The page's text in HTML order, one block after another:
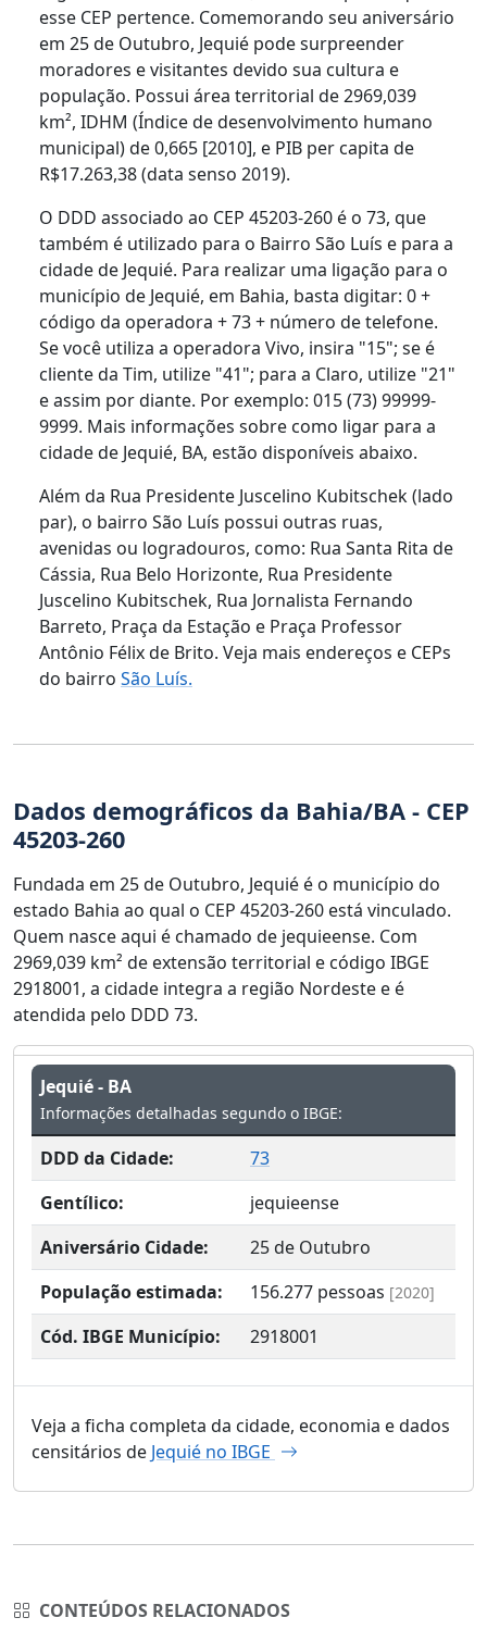
esse CEP pertence. Comemorando seu aniversário
em 25 de Outubro, Jequié pode surpreender
moradores e visitantes devido sua cultura e
população. Possui área territorial de 2969,039
km², IDHM (Índice de desenvolvimento humano
municipal) de 0,665 [2010], e PIB per capita de
R$17.263,38 (data senso 2019).
O DDD associado ao CEP 45203-260 é o 73, que
também é utilizado para o Bairro São Luís e para a
cidade de Jequié. Para realizar uma ligação para o
município de Jequié, em Bahia, basta digitar: 0 +
código da operadora + 73 + número de telefone.
Se você utiliza a operadora Vivo, insira "15"; se é
cliente da Tim, utilize "41"; para a Claro, utilize "21"
e assim por diante. Por exemplo: 015 (73) 99999-
9999. Mais informações sobre como ligar para a
cidade de Jequié, BA, estão disponíveis abaixo.
Além da Rua Presidente Juscelino Kubitschek (lado
par), o bairro São Luís possui outras ruas,
avenidas ou logradouros, como: Rua Santa Rita de
Cássia, Rua Belo Horizonte, Rua Presidente
Juscelino Kubitschek, Rua Jornalista Fernando
Barreto, Praça da Estação e Praça Professor
Antônio Félix de Brito. Veja mais endereços e CEPs
do bairro São Luís.
Dados demográficos da Bahia/BA - CEP
45203-260
Fundada em 25 de Outubro, Jequié é o município do
estado Bahia ao qual o CEP 45203-260 está vinculado.
Quem nasce aqui é chamado de jequieense. Com
2969,039 km² de extensão territorial e código IBGE
2918001, a cidade integra a região Nordeste e é
atendida pelo DDD 73.
Jequié - BA
Informações detalhadas segundo o IBGE:
DDD da Cidade:
73
Gentílico:
jequieense
Aniversário Cidade:
25 de Outubro
População estimada:
156.277 pessoas [2020]
Cód. IBGE Município: 2918001
Veja a ficha completa da cidade, economia e dados
censitários de Jequié no IBGE
CONTEÚDOS RELACIONADOS